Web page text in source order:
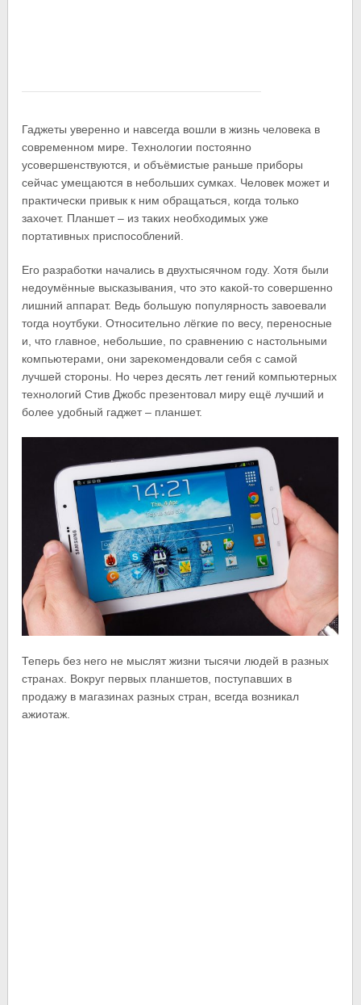
Гаджеты уверенно и навсегда вошли в жизнь человека в
современном мире. Технологии постоянно
усовершенствуются, и объёмистые раньше приборы
сейчас умещаются в небольших сумках. Человек может и
практически привык к ним обращаться, когда только
захочет. Планшет – из таких необходимых уже
портативных приспособлений.
Его разработки начались в двухтысячном году. Хотя были
недоумённые высказывания, что это какой-то совершенно
лишний аппарат. Ведь большую популярность завоевали
тогда ноутбуки. Относительно лёгкие по весу, переносные
и, что главное, небольшие, по сравнению с настольными
компьютерами, они зарекомендовали себя с самой
лучшей стороны. Но через десять лет гений компьютерных
технологий Стив Джобс презентовал миру ещё лучший и
более удобный гаджет – планшет.
Теперь без него не мыслят жизни тысячи людей в разных
странах. Вокруг первых планшетов, поступавших в
продажу в магазинах разных стран, всегда возникал
ажиотаж.